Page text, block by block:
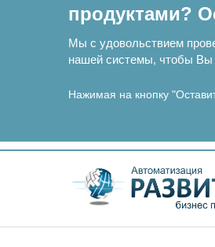
продуктами?
Мы с удовольствием
нашей системы, чтобы Вы
Нажимая на кнопку